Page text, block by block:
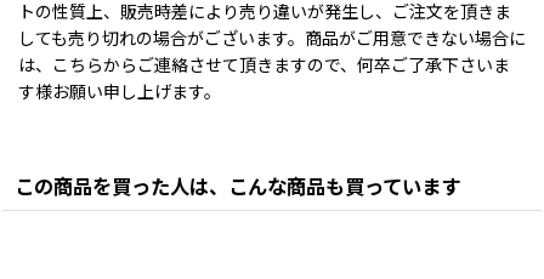
トの性質上、販売時差により売り違いが発生し、ご注文を頂きま
しても売り切れの場合がございます。商品がご用意できない場合に
は、こちらからご連絡させて頂きますので、何卒ご了承下さいま
す様お願い申し上げます。
この商品を買った人は、こんな商品も買っています